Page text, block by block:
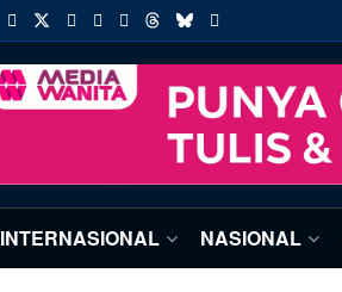
INTERNASIONAL NASIONAL